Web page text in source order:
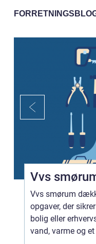
Vvs
Vvs smørum
opgaver, der
bolig eller
vand, varme og et